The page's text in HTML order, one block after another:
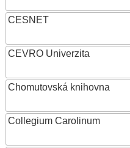
CESNET
CEVRO Univerzita
Chomutovská knihovna
Collegium Carolinum